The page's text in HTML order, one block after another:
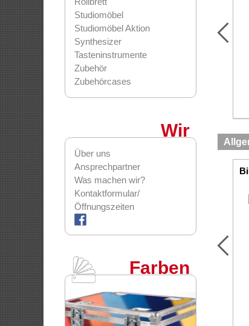
Studiomöbel
Studiomöbel Aktion
Synthesizer
Tasteninstrumente
Zubehör
Zubehörcases
Wir
Über uns
Ansprechpartner
Was machen wir?
Kontaktformular/
Öffnungszeiten
Farben